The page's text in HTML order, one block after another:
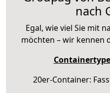
nach
Egal, wie viel Sie mit
möchten – wir kennen
20er-Container: